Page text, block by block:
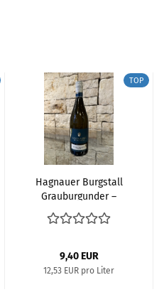
TOP
Hagnauer Burgstall
Grauburgunder –
trocken
9,40 EUR
12,53 EUR pro Liter